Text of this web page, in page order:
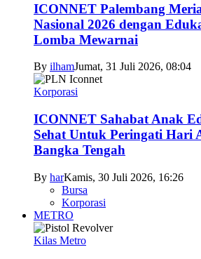
ICONNET Palembang
Nasional 2026 dengan
Lomba Mewarnai
By ilhamJumat, 31 Juli 2026, 08:04
Korporasi
ICONNET Sahabat Anak
Sehat Untuk Peringati Hari
Bangka Tengah
By harKamis, 30 Juli 2026, 16:26
Bursa
Korporasi
METRO
Kilas Metro